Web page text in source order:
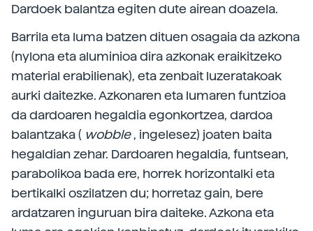
Dardoek balantza egiten dute airean doazela.
Barrila eta luma batzen dituen osagaia da azkona
(nylona eta aluminioa dira azkonak eraikitzeko
material erabilienak), eta zenbait luzeratakoak
aurki daitezke. Azkonaren eta lumaren funtzioa
da dardoaren hegaldia egonkortzea, dardoa
balantzaka ( wobble, ingelesez) joaten baita
hegaldian zehar. Dardoaren hegaldia, funtsean,
parabolikoa bada ere, horrek horizontalki eta
bertikalki oszilatzen du; horretaz gain, bere
ardatzaren inguruan bira daiteke. Azkona eta